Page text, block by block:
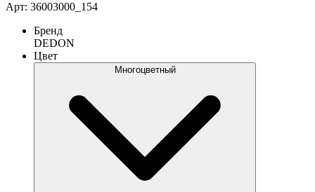
Арт: 36003000_154
Бренд
DEDON
Цвет
Многоцветный